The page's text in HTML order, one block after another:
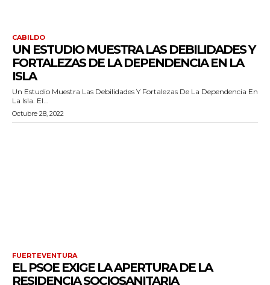
CABILDO
UN ESTUDIO MUESTRA LAS DEBILIDADES Y
FORTALEZAS DE LA DEPENDENCIA EN LA
ISLA
Un Estudio Muestra Las Debilidades Y Fortalezas De La Dependencia En
La Isla. El...
Octubre 28, 2022
FUERTEVENTURA
EL PSOE EXIGE LA APERTURA DE LA
RESIDENCIA SOCIOSANITARIA